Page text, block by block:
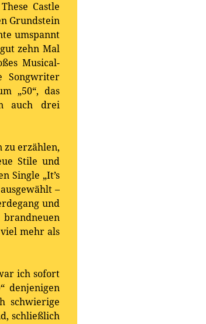
Castle
Grundstein
umspannt
zehn Mal
Musical-
Songwriter
„50“, das
auch drei
zu erzählen,
Stile und
Single „It’s
–
und
mehr als
ich sofort
denjenigen
schwierige
schließlich